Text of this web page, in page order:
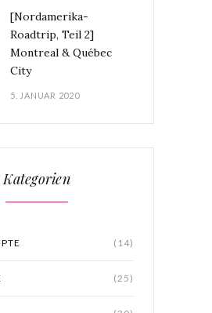
[Nordamerika-
Roadtrip, Teil 2]
Montreal & Québec
City
5. JANUAR 2020
Kategorien
(14)
(25)